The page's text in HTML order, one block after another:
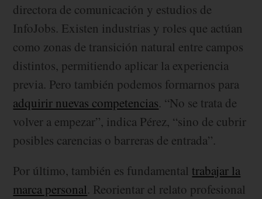
directora de comunicación y estudios de
InfoJobs. Existen industrias y roles que actúan
como zonas de transición natural entre campos
distintos, permitiendo aplicar la experiencia
previa. Pero también podemos formarnos para
adquirir nuevas competencias. “No se trata de
volver a empezar”, indica Pérez, “sino de cubrir
posibles carencias o barreras de entrada”.
Por último, también es fundamental trabajar la
marca personal. Reorientar el relato profesional